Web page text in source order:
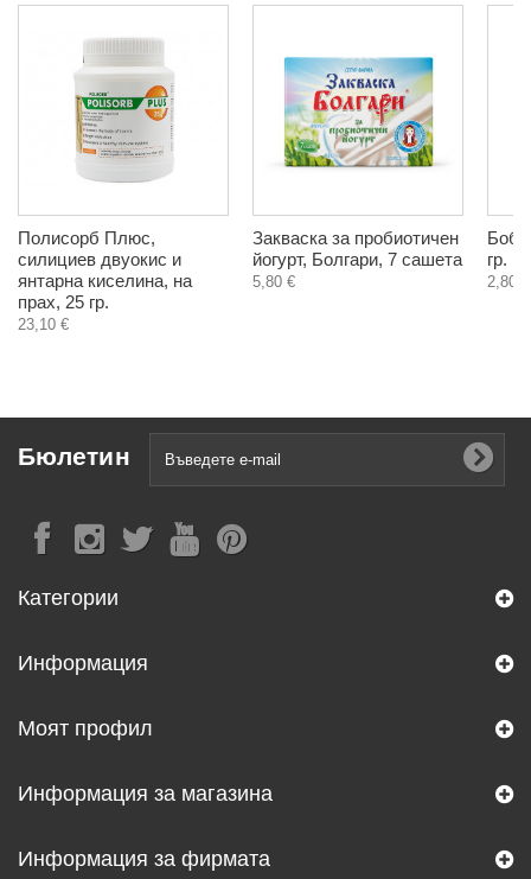
Полисорб Плюс,
силициев двуокис и
янтарна киселина, на
прах, 25 гр.
23,10 €
Закваска за пробиотичен
йогурт, Болгари, 7 сашета
5,80 €
Боб
гр.
2,80 €
Бюлетин
Категории
Информация
Моят профил
Информация за магазина
Информация за фирмата